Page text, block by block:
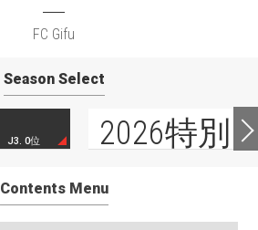
FC Gifu
Season Select
J3. 0位 2026特別
Contents Menu